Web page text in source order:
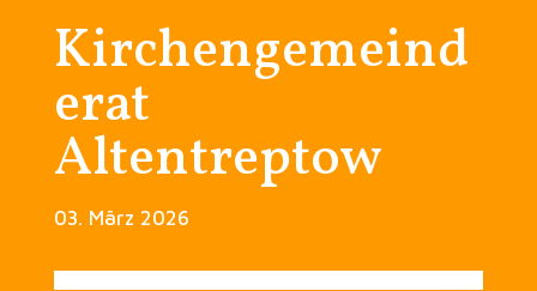
Kirchengemeind
erat
Altentreptow
03. März 2026